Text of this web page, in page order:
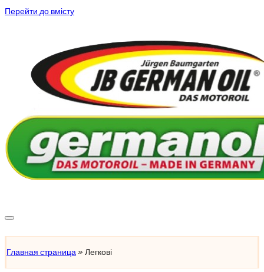
Перейти до вмісту
Главная страница » Легкові